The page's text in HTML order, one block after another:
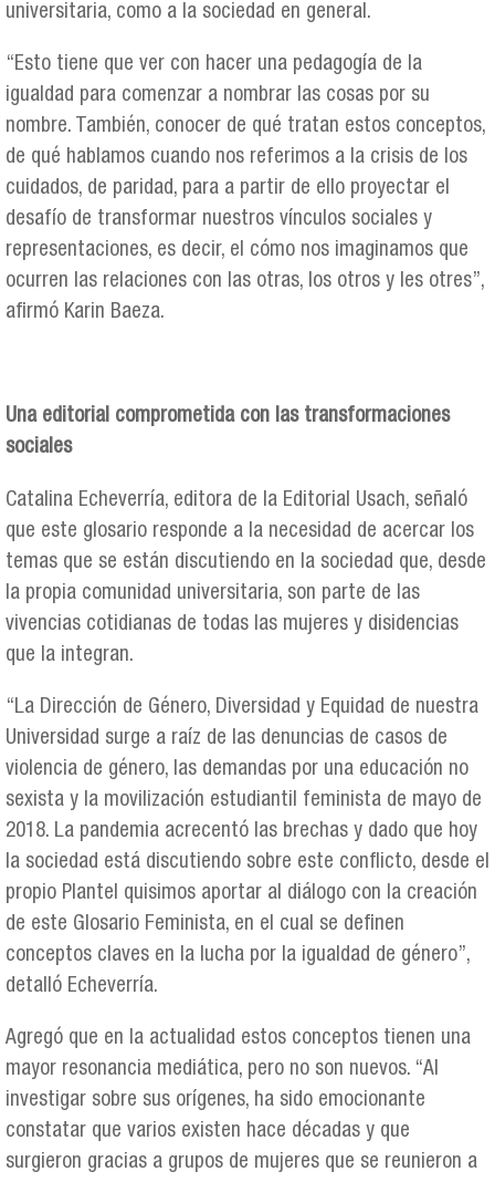
universitaria, como a la sociedad en general.
“Esto tiene que ver con hacer una pedagogía de la
igualdad para comenzar a nombrar las cosas por su
nombre. También, conocer de qué tratan estos conceptos,
de qué hablamos cuando nos referimos a la crisis de los
cuidados, de paridad, para a partir de ello proyectar el
desafío de transformar nuestros vínculos sociales y
representaciones, es decir, el cómo nos imaginamos que
ocurren las relaciones con las otras, los otros y les otres”,
afirmó Karin Baeza.
Una editorial comprometida con las transformaciones
sociales
Catalina Echeverría, editora de la Editorial Usach, señaló
que este glosario responde a la necesidad de acercar los
temas que se están discutiendo en la sociedad que, desde
la propia comunidad universitaria, son parte de las
vivencias cotidianas de todas las mujeres y disidencias
que la integran.
“La Dirección de Género, Diversidad y Equidad de nuestra
Universidad surge a raíz de las denuncias de casos de
violencia de género, las demandas por una educación no
sexista y la movilización estudiantil feminista de mayo de
2018. La pandemia acrecentó las brechas y dado que hoy
la sociedad está discutiendo sobre este conflicto, desde el
propio Plantel quisimos aportar al diálogo con la creación
de este Glosario Feminista, en el cual se definen
conceptos claves en la lucha por la igualdad de género”,
detalló Echeverría.
Agregó que en la actualidad estos conceptos tienen una
mayor resonancia mediática, pero no son nuevos. “Al
investigar sobre sus orígenes, ha sido emocionante
constatar que varios existen hace décadas y que
surgieron gracias a grupos de mujeres que se reunieron a